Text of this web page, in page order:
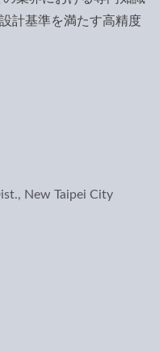
計基準を満たす高精度
New Taipei City